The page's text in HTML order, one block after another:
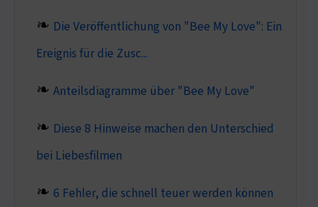
Die Veröffentlichung von "Bee My Love": Ein
Ereignis für die Zusc...
Anteilsdiagramme über "Bee My Love"
Diese 8 Hinweise machen den Unterschied
bei Liebesfilmen
6 Fehler, die schnell teuer werden können